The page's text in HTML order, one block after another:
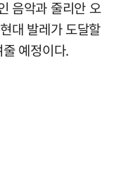
음악과 줄리안 오
대 발레가 도달할
예정이다.